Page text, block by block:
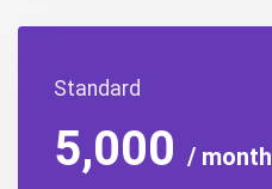
Standard
5,000 / month